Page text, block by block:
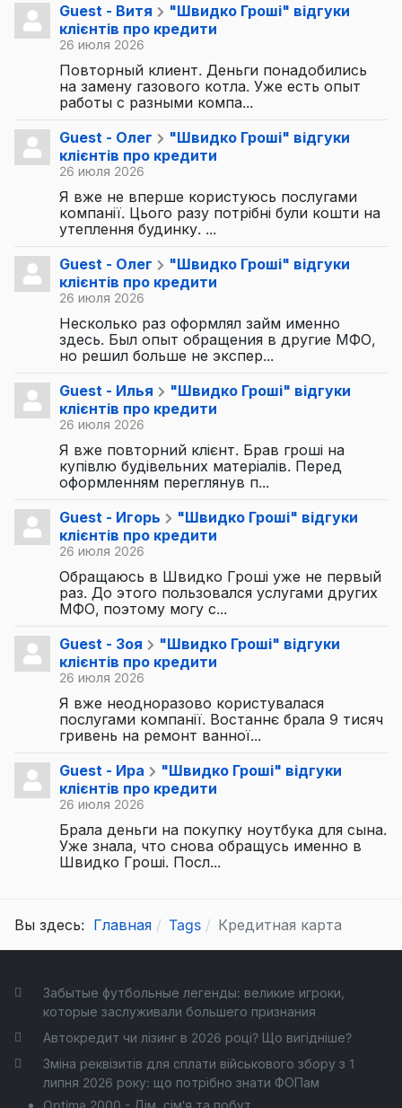
Guest - Витя
"Швидко Гроші" відгуки
клієнтів про кредити
26 июля 2026
Повторный клиент. Деньги понадобились
на замену газового котла. Уже есть опыт
работы с разными компа...
Guest - Олег
"Швидко Гроші" відгуки
клієнтів про кредити
26 июля 2026
Я вже не вперше користуюсь послугами
компанії. Цього разу потрібні були кошти на
утеплення будинку. ...
Guest - Олег
"Швидко Гроші" відгуки
клієнтів про кредити
26 июля 2026
Несколько раз оформлял займ именно
здесь. Был опыт обращения в другие МФО,
но решил больше не экспер...
Guest - Илья
"Швидко Гроші" відгуки
клієнтів про кредити
26 июля 2026
Я вже повторний клієнт. Брав гроші на
купівлю будівельних матеріалів. Перед
оформленням переглянув п...
Guest - Игорь
"Швидко Гроші" відгуки
клієнтів про кредити
26 июля 2026
Обращаюсь в Швидко Гроші уже не первый
раз. До этого пользовался услугами других
МФО, поэтому могу с...
Guest - Зоя
"Швидко Гроші" відгуки
клієнтів про кредити
26 июля 2026
Я вже неодноразово користувалася
послугами компанії. Востаннє брала 9 тисяч
гривень на ремонт ванної...
Guest - Ира
"Швидко Гроші" відгуки
клієнтів про кредити
26 июля 2026
Брала деньги на покупку ноутбука для сына.
Уже знала, что снова обращусь именно в
Швидко Гроші. Посл...
Вы здесь: Главная Tags Кредитная карта
Забытые футбольные легенды: великие игроки,
которые заслуживали большего признания
Автокредит чи лізинг в 2026 році? Що вигідніше?
Зміна реквізитів для сплати військового збору з 1
липня 2026 року: що потрібно знати ФОПам
Optima 2000 - Дім, сім'я та побут